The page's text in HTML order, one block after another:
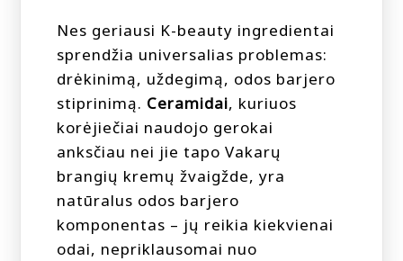
Nes geriausi K-beauty ingredientai
sprendžia universalias problemas:
drėkinimą, uždegimą, odos barjero
stiprinimą. Ceramidai, kuriuos
korėjiečiai naudojo gerokai
anksčiau nei jie tapo Vakarų
brangių kremų žvaigžde, yra
natūralus odos barjero
komponentas – jų reikia kiekvienai
odai, nepriklausomai nuo